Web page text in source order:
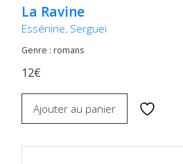
La Ravine
Essénine, Sergueï
Genre : romans
12€
Ajouter au panier